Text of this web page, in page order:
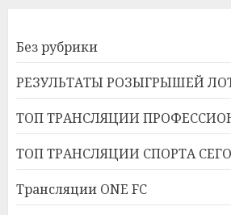
Без рубрики
РЕЗУЛЬТАТЫ РОЗЫГРЫШЕЙ
ТОП ТРАНСЛЯЦИИ
ТОП ТРАНСЛЯЦИИ СПОРТА
Трансляции ONE FC